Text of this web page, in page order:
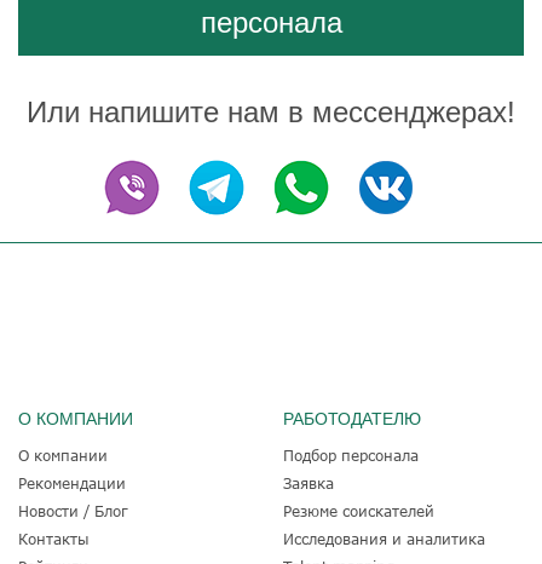
персонала
Или напишите нам в мессенджерах!
О КОМПАНИИ
О компании
Рекомендации
Новости / Блог
Контакты
РАБОТОДАТЕЛЮ
Подбор персонала
Заявка
Резюме соискателей
Исследования и аналитика